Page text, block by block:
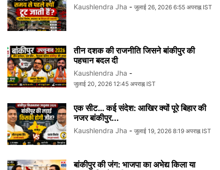
Kaushlendra Jha - जुलाई 26, 2026 6:55 अपराह्न IST
तीन दशक की राजनीति जिसने बांकीपुर की
पहचान बदल दी
Kaushlendra Jha -
जुलाई 20, 2026 12:45 अपराह्न IST
एक सीट… कई संदेश: आखिर क्यों पूरे बिहार की
नजर बांकीपुर...
Kaushlendra Jha - जुलाई 19, 2026 8:19 अपराह्न IST
बांकीपुर की जंग: भाजपा का अभेद्य किला या